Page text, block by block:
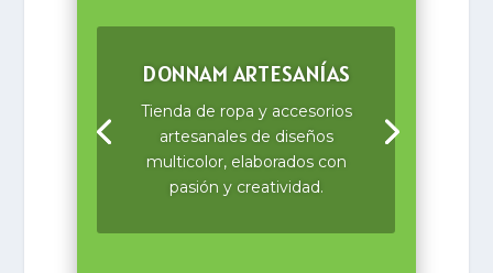
DONNAM ARTESANÍAS
Tienda de ropa y accesorios
artesanales de diseños
multicolor, elaborados con
pasión y creatividad.